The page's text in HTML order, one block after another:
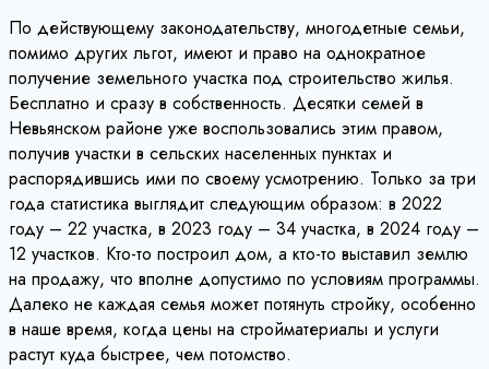
По действующему законодательству, многодетные семьи,
помимо других льгот, имеют и право на однократное
получение земельного участка под строительство жилья.
Бесплатно и сразу в собственность. Десятки семей в
Невьянском районе уже воспользовались этим правом,
получив участки в сельских населенных пунктах и
распорядившись ими по своему усмотрению. Только за три
года статистика выглядит следующим образом: в 2022
году – 22 участка, в 2023 году – 34 участка, в 2024 году –
12 участков. Кто-то построил дом, а кто-то выставил землю
на продажу, что вполне допустимо по условиям программы.
Далеко не каждая семья может потянуть стройку, особенно
в наше время, когда цены на стройматериалы и услуги
растут куда быстрее, чем потомство.